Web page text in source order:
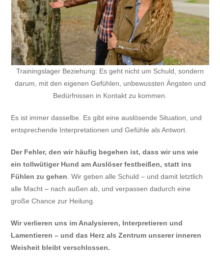
Trainingslager Beziehung: Es geht nicht um Schuld, sondern
darum, mit den eigenen Gefühlen, unbewussten Ängsten und
Bedürfnissen in Kontakt zu kommen.
Es ist immer dasselbe. Es gibt eine auslösende Situation, und
entsprechende Interpretationen und Gefühle als Antwort.
Der Fehler, den wir häufig begehen ist, dass wir uns wie
ein tollwütiger Hund am Auslöser festbeißen, statt ins
Fühlen zu gehen . Wir geben alle Schuld – und damit letztlich
alle Macht – nach außen ab, und verpassen dadurch eine
große Chance zur Heilung.
Wir verlieren uns im Analysieren, Interpretieren und
Lamentieren – und das Herz als Zentrum unserer inneren
Weisheit bleibt verschlossen.